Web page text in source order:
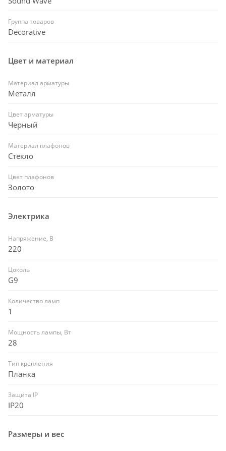
Группа товаров
Decorative
Цвет и материал
Материал арматуры
Металл
Цвет арматуры
Черный
Материал плафонов
Стекло
Цвет плафонов
Золото
Электрика
Напряжение, В
220
Цоколь
G9
Количество ламп
1
Мощность лампы, Вт
28
Тип крепления
Планка
Защита IP
IP20
Размеры и вес